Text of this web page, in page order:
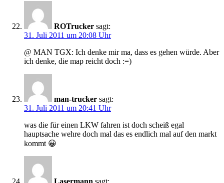
ROTrucker sagt:
31. Juli 2011 um 20:08 Uhr
@ MAN TGX: Ich denke mir ma, dass es gehen würde. Aber
ich denke, die map reicht doch :=)
man-trucker sagt:
31. Juli 2011 um 20:41 Uhr
was die für einen LKW fahren ist doch scheiß egal
hauptsache wehre doch mal das es endlich mal auf den markt
kommt 😀
Lasermann sagt: